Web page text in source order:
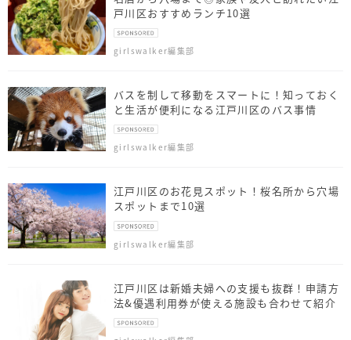
戸川区おすすめランチ10選
girlswalker編集部
バスを制して移動をスマートに！知っておく
と生活が便利になる江戸川区のバス事情
girlswalker編集部
江戸川区のお花見スポット！桜名所から穴場
スポットまで10選
girlswalker編集部
江戸川区は新婚夫婦への支援も抜群！申請方
法&優遇利用券が使える施設も合わせて紹介